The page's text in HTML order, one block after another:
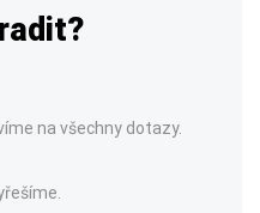
na všechny dotazy.